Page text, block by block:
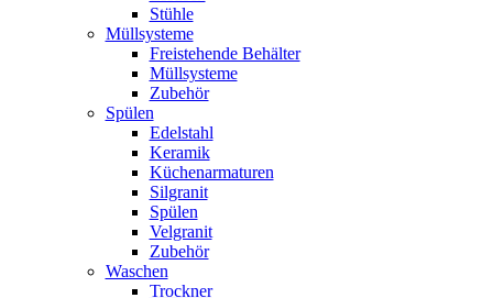
Stühle
Müllsysteme
Freistehende Behälter
Müllsysteme
Zubehör
Spülen
Edelstahl
Keramik
Küchenarmaturen
Silgranit
Spülen
Velgranit
Zubehör
Waschen
Trockner